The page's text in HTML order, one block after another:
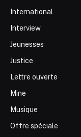
International
Interview
Jeunesses
Justice
Lettre ouverte
Mine
Musique
Offre spéciale